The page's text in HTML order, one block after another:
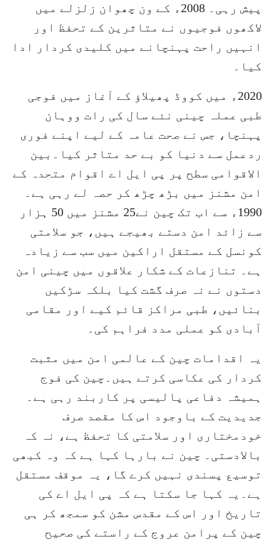
پیش رہی۔ 2008ء کے ون چھوان زلزلے میں
لاکھوں فوجیوں نے متاثرین کے تحفظ اور
انہیں راحت پہنچانے میں کلیدی کردار ادا
کیا۔
2020ء میں کووڈ پھیلاؤ کے آغاز میں فوجی
طبی عملہ چینی نئے سال کی رات ووہان
پہنچا، جس نے صحت عامہ کے لیے اپنے فوری
ردعمل سے دنیا کو بے حد متاثر کیا۔بین
الاقوامی سطح پر پی ایل اے اقوام متحدہ کے
امن مشنز میں بڑھ چڑھ کر حصہ لے رہی ہے۔
1990ء سے اب تک چین نے25 مشنز میں 50 ہزار
سے زائد امن دستے بھیجے ہیں، جو سلامتی
کونسل کے مستقل اراکین میں سب سے زیادہ
ہے۔ تنازعات کے شکار علاقوں میں چینی امن
دستوں نے نہ صرف گشت کیا بلکہ سڑکیں
بنائیں، طبی مراکز قائم کیے اور مقامی
آبادی کو عملی مدد فراہم کی۔
یہ اقدامات چین کے عالمی امن میں مثبت
کردار کی عکاسی کرتے ہیں۔چین کی فوج
ہمیشہ دفاعی پالیسی پر کاربند رہی ہے۔
جدیدیت کے باوجود اس کا مقصد صرف
خودمختاری اور سلامتی کا تحفظ ہے، نہ کہ
بالادستی۔ چین نے بارہا کہا ہے کہ وہ کبھی
توسیع پسندی نہیں کرے گا، یہ موقف مستقل
ہے۔یہ کہا جا سکتا ہے کہ پی ایل اے کی
تاریخ اور اس کے مقدس مشن کو سمجھ کر ہی
چین کے پرامن عروج کے راستے کی صحیح